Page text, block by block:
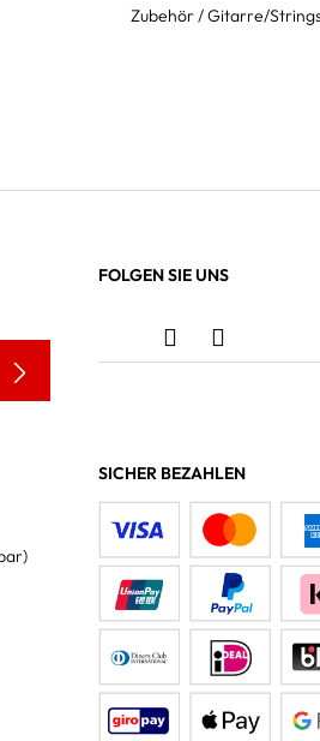
Zubehör / Gitarre/
FOLGEN SIE UNS
SICHER BEZAHLEN